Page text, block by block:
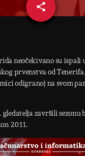
share
email
neočekivano su
prvenstva od
odigranoj na svom
završili sezonu
2011.